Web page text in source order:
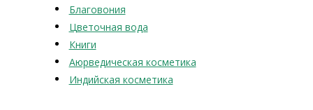
Благовония
Цветочная вода
Книги
Аюрведическая косметика
Индийская косметика